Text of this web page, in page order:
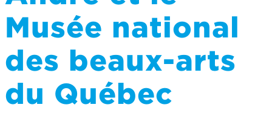
Musée national
des beaux-arts
du Québec